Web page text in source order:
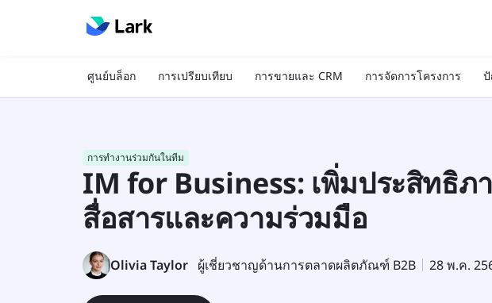
ศูนย์บล็อก การเปรียบเทียบ การขายและ CRM การจัดการโครงการ
การทำงานร่วมกันในทีม
IM for Business: เพิ่มประสิทธิภ
สื่อสารและความร่วมมือ
Olivia Taylor ผู้เชี่ยวชาญด้านการตลาดผลิตภัณฑ์ B2B 28 พ.ค.